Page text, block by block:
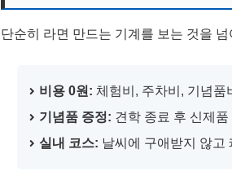
3. 위치 및 주차 정보 (안양공
4. 견학 신청 바로가기
단순히 라면 만드는 기계를 보는 것을
비용 0원: 체험비, 주차비, 기념품
기념품 증정: 견학 종료 후 신제
실내 코스: 날씨에 구애받지 않고